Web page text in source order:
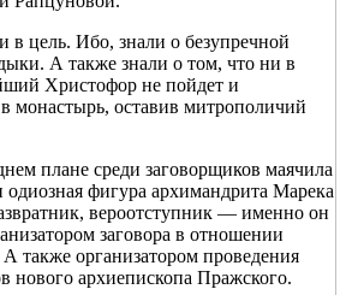
в цель. Ибо, знали о безупречной
А также знали о том, что ни в
Христофор не пойдет и
в монастырь, оставив митрополичий
плане среди заговорщиков маячила
одиозная фигура архимандрита Марека
вероотступник — именно он
заговора в отношении
также организатором проведения
нового архиепископа Пражского.